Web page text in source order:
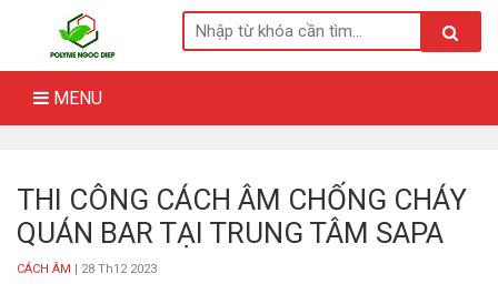
content
MENU
THI CÔNG CÁCH ÂM CHỐNG CHÁY
QUÁN BAR TẠI TRUNG TÂM SAPA
CÁCH ÂM | 28 Th12 2023